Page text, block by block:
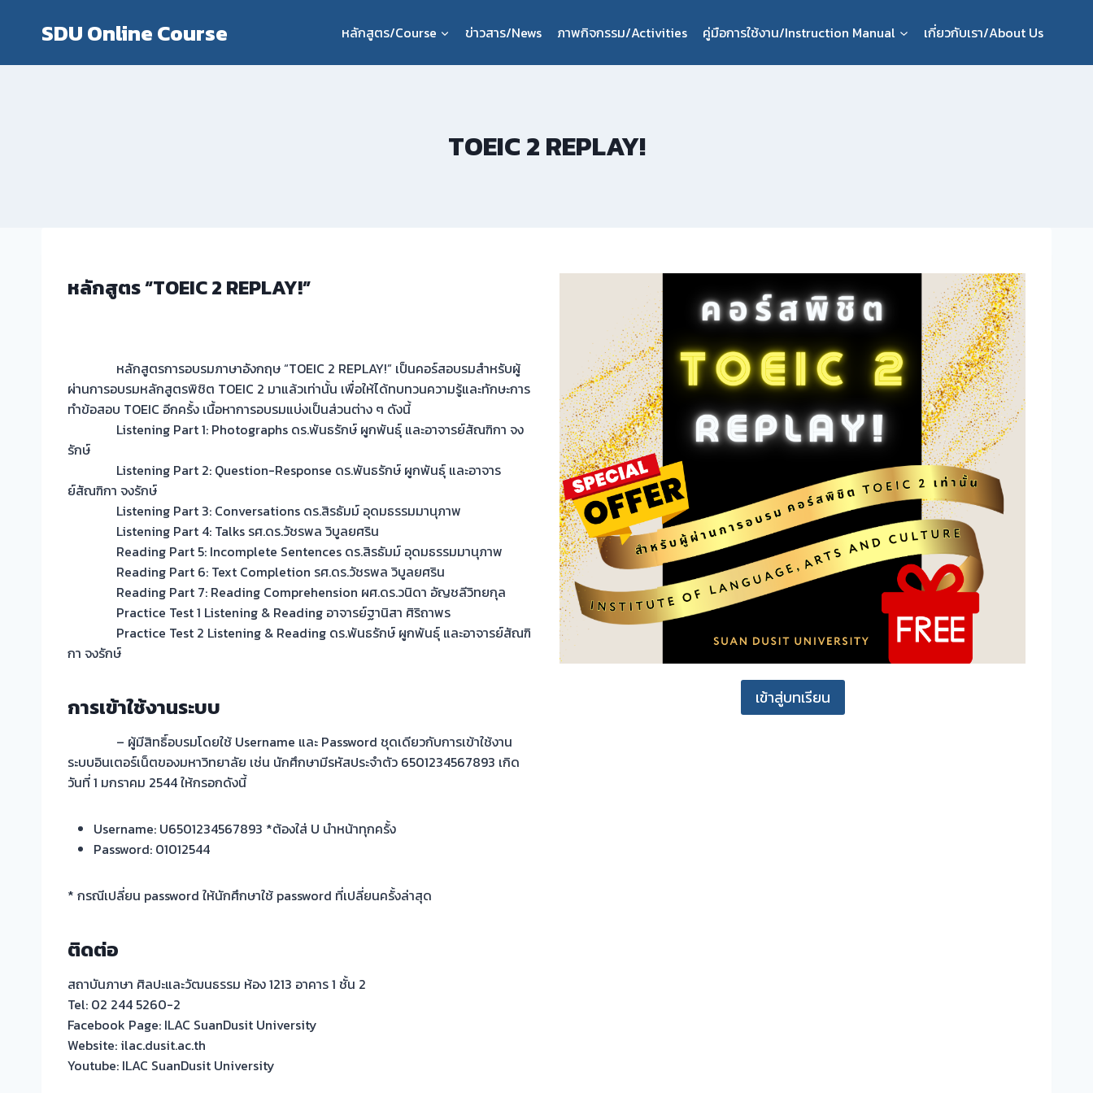
SDU Online Course หลักสูตร/Course ข่าวสาร/News ภาพกิจกรรม/Activities คู่มือการใช้งาน/Instruction Manual เกี่ยวกับเรา/About Us
TOEIC 2 REPLAY!
หลักสูตร “TOEIC 2 REPLAY!”
หลักสูตรการอบรมภาษาอังกฤษ “TOEIC 2 REPLAY!” เป็นคอร์สอบรมสำหรับผู้
ผ่านการอบรมหลักสูตรพิชิต TOEIC 2 มาแล้วเท่านั้น เพื่อให้ได้ทบทวนความรู้และทักษะการ
ทำข้อสอบ TOEIC อีกครั้ง เนื้อหาการอบรมแบ่งเป็นส่วนต่าง ๆ ดังนี้
Listening Part 1: Photographs ดร.พันธรักษ์ ผูกพันธุ์ และอาจารย์สัณฑิกา จง
รักษ์
Listening Part 2: Question-Response ดร.พันธรักษ์ ผูกพันธุ์ และอาจาร
ย์สัณฑิกา จงรักษ์
Listening Part 3: Conversations ดร.สิรธัมม์ อุดมธรรมมานุภาพ
Listening Part 4: Talks รศ.ดร.วัชรพล วิบูลยศริน
Reading Part 5: Incomplete Sentences ดร.สิรธัมม์ อุดมธรรมมานุภาพ
Reading Part 6: Text Completion รศ.ดร.วัชรพล วิบูลยศริน
Reading Part 7: Reading Comprehension ผศ.ดร.วนิดา อัญชลีวิทยกุล
Practice Test 1 Listening & Reading อาจารย์ฐานิสา ศิริถาพร
Practice Test 2 Listening & Reading ดร.พันธรักษ์ ผูกพันธุ์ และอาจารย์สัณฑิ
กา จงรักษ์
การเข้าใช้งานระบบ
– ผู้มีสิทธิ์อบรมโดยใช้ Username และ Password ชุดเดียวกับการเข้าใช้งาน
ระบบอินเตอร์เน็ตของมหาวิทยาลัย เช่น นักศึกษามีรหัสประจำตัว 6501234567893 เกิด
วันที่ 1 มกราคม 2544 ให้กรอกดังนี้
Username: U6501234567893 *ต้องใส่ U นำหน้าทุกครั้ง
Password: 01012544
* กรณีเปลี่ยน password ให้นักศึกษาใช้ password ที่เปลี่ยนครั้งล่าสุด
ติดต่อ
สถาบันภาษา ศิลปะและวัฒนธรรม ห้อง 1213 อาคาร 1 ชั้น 2
Tel: 02 244 5260-2
Facebook Page: ILAC SuanDusit University
Website: ilac.dusit.ac.th
Youtube: ILAC SuanDusit University
เข้าสู่บทเรียน